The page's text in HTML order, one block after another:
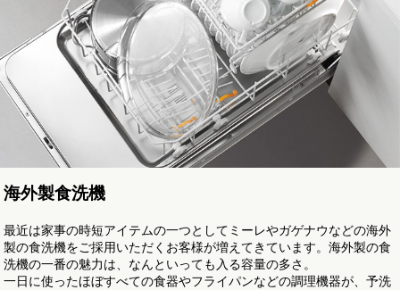
海外製食洗機
最近は家事の時短アイテムの一つとしてミーレやガゲナウなどの海外
製の食洗機をご採用いただくお客様が増えてきています。海外製の食
洗機の一番の魅力は、なんといっても入る容量の多さ。
一日に使ったほぼすべての食器やフライパンなどの調理機器が、予洗